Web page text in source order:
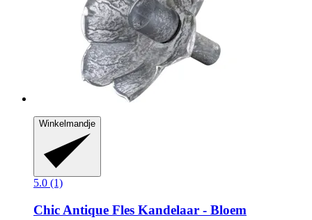
Winkelmandje
5.0 (1)
Chic Antique Fles Kandelaar -​ Bloem